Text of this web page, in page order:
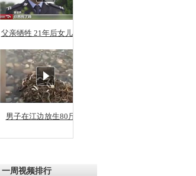
四千年传统习
民众为娥皇女
行
逆行被查情绪
上回答崩溃原
苗乡上万人欢
父亲牺牲 21年后女儿从警
男子在江边放生80斤蛇
一周视频排行